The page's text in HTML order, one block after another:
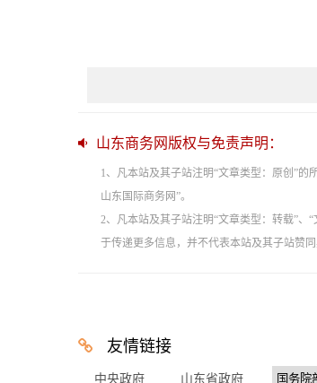
山东商务网版权与免责声明：
1、凡本站及其子站注明“文章类型：原创”的
山东国际商务网”。
2、凡本站及其子站注明“文章类型：转载”、
于传递更多信息，并不代表本站及其子站赞